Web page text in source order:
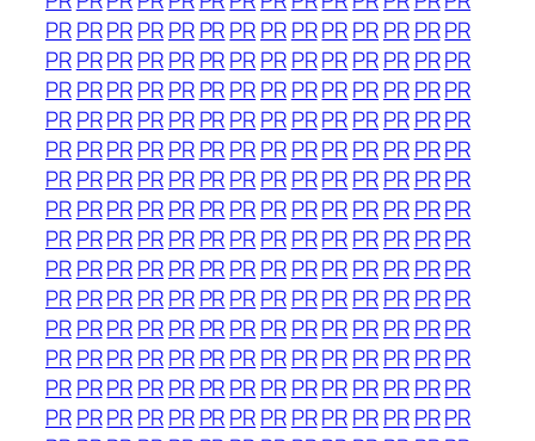
PRPRPRPRPR PRPRPRPRPRPRPR PRPR
PRPRPRPRPR PRPRPRPRPRPRPR PRPR
PRPRPRPRPR PRPRPRPRPRPRPR PRPR
PRPRPRPRPR PRPRPRPRPRPRPR PRPR
PRPRPRPRPR PRPRPRPRPRPRPR PRPR
PRPRPRPRPR PRPRPRPRPRPRPR PRPR
PRPRPRPRPR PRPRPRPRPRPRPR PRPR
PRPRPRPRPR PRPRPRPRPRPRPR PRPR
PRPRPRPRPR PRPRPRPRPRPRPR PRPR
PRPRPRPRPR PRPRPRPRPRPRPR PRPR
PRPRPRPRPR PRPRPRPRPRPRPR PRPR
PRPRPRPRPR PRPRPRPRPRPRPR PRPR
PRPRPRPRPR PRPRPRPRPRPRPR PRPR
PRPRPRPRPR PRPRPRPRPRPRPR PRPR